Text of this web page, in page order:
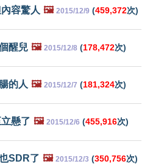
容驚人 🖼️ 2015/12/9 (459,372次)
醒兒 🖼️ 2015/12/8 (178,472次)
的人 🖼️ 2015/12/7 (181,324次)
懸了 🖼️ 2015/12/6 (455,916次)
SDR了 🖼️ 2015/12/3 (350,756次)